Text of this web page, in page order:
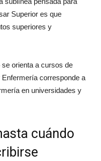
Superior es que
superiores y
orienta a cursos de
corresponde a
en universidades y
cuándo